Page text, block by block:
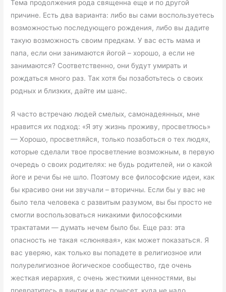
Тема продолжения рода священна еще и по другой
причине. Есть два варианта: либо вы сами воспользуетесь
возможностью последующего рождения, либо вы дадите
такую возможность своим предкам. У вас есть мама и
папа, если они занимаются йогой – хорошо, а если не
занимаются? Соответственно, они будут умирать и
рождаться много раз. Так хотя бы позаботьтесь о своих
родных и близких, дайте им шанс.
Я часто встречаю людей смелых, самонадеянных, мне
нравится их подход: «Я эту жизнь проживу, просветлюсь»
— Хорошо, просветляйся, только позаботься о тех людях,
которые сделали твое просветление возможным, в первую
очередь о своих родителях: не будь родителей, ни о какой
йоге и речи бы не шло. Поэтому все философские идеи, как
бы красиво они ни звучали – вторичны. Если бы у вас не
было тела человека с развитым разумом, вы бы просто не
смогли воспользоваться никакими философскими
трактатами — думать нечем было бы. Еще раз: эта
опасность не такая «слюнявая», как может показаться. Я
вас уверяю, как только вы попадете в религиозное или
полурелигиозное йогическое сообщество, где очень
жесткая иерархия, с очень жесткими ценностями, вы